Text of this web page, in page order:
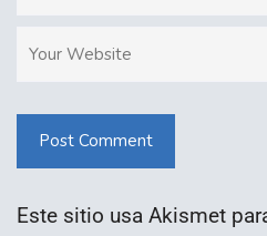
Post Comment
Este sitio usa Akismet